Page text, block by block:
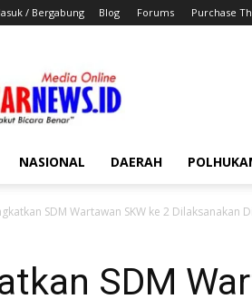
/ Bergabung Blog Forums Purchase
NASIONAL DAERAH
SDM Wartawan SKW ke 2 Dilaksanakan
SDM